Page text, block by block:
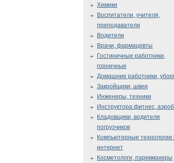
Химики
Воспитатели, учителя,
преподаватели
Водители
Врачи, фармацевты
Гостиничные работники,
горничные
Домашние работники,
Закройщики, швеи
Инженеры, техники
Инструктора фитнес,
Кладовщики, водители
погрузчиков
Компьютерные технологии
интернет
Косметологи, парикмахеры